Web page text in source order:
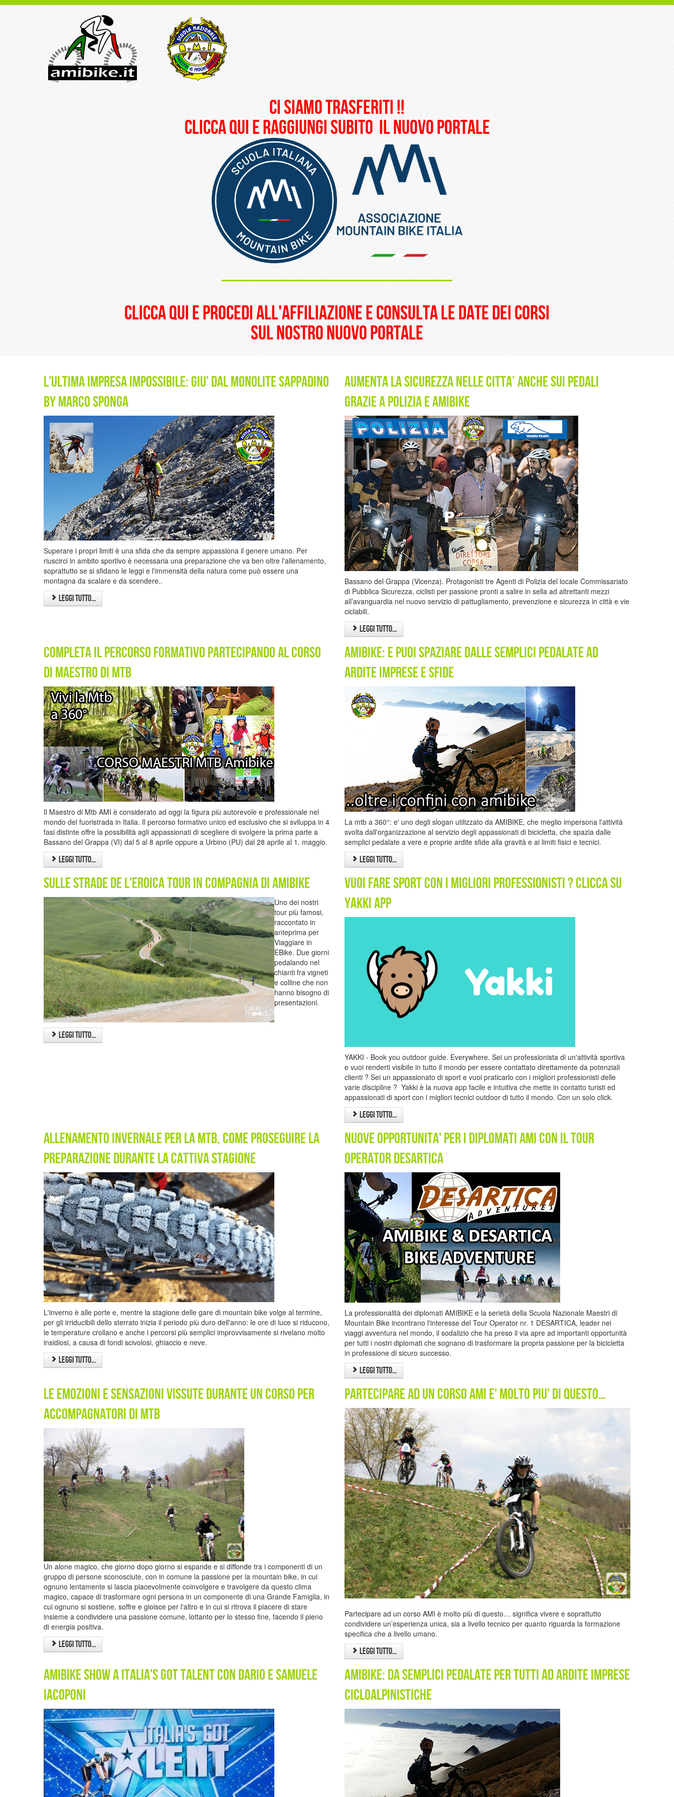
ci siamo trasferiti !!
clicca qui e raggiungi subito il nuovo portale
_______________________
clicca qui e procedi all'affiliazione e consulta le date dei corsi
sul nostro nuovo portale
l'ultima impresa impossibile: giu' dal monolite sappadino
by Marco Sponga
Superare i propri limiti è una sfida che da sempre appassiona il genere umano. Per
riuscirci in ambito sportivo è necessaria una preparazione che va ben oltre l'allenamento,
soprattutto se si sfidano le leggi e l'immensità della natura come può essere una
montagna da scalare e da scendere..
Leggi tutto...
AUMENTA LA SICUREZZA NELLE CITTA’ ANCHE SUI PEDALI
GRAZIE A POLIZIA e AMIBIKE
Bassano del Grappa (Vicenza). Protagonisti tre Agenti di Polizia del locale Commissariato
di Pubblica Sicurezza, ciclisti per passione pronti a salire in sella ad altrettanti mezzi
all’avanguardia nel nuovo servizio di pattugliamento, prevenzione e sicurezza in città e vie
ciclabili.
Leggi tutto...
Completa il percorso formativo partecipando al corso
di Maestro di Mtb
Il Maestro di Mtb AMI è considerato ad oggi la figura più autorevole e professionale nel
mondo del fuoristrada in Italia. Il percorso formativo unico ed esclusivo che si sviluppa in 4
fasi distinte offre la possibilità agli appassionati di scegliere di svolgere la prima parte a
Bassano del Grappa (VI) dal 5 al 8 aprile oppure a Urbino (PU) dal 28 aprile al 1. maggio.
Leggi tutto...
AmiBike: e puoi spaziare dalle semplici pedalate ad
ardite imprese e sfide
La mtb a 360°: e' uno degli slogan utilizzato da AMIBIKE, che meglio impersona l'attività
svolta dall'organizzazione al servizio degli appassionati di bicicletta, che spazia dalle
semplici pedalate a vere e proprie ardite sfide alla gravità e ai limiti fisici e tecnici.
Leggi tutto...
Sulle Strade de l'Eroica Tour in compagnia di Amibike
Uno dei nostri
tour più famosi,
raccontato in
anteprima per
Viaggiare in
EBike. Due giorni
pedalando nel
chianti fra vigneti
e colline che non
hanno bisogno di
presentazioni.
Leggi tutto...
Vuoi fare sport con i migliori professionisti ? Clicca su
Yakki App
YAKKI - Book you outdoor guide. Everywhere. Sei un professionista di un'attività sportiva
e vuoi renderti visibile in tutto il mondo per essere contattato direttamente da potenziali
clienti ? Sei un appassionato di sport e vuoi praticarlo con i migliori professionisti delle
varie discipline ? Yakki è la nuova app facile e intuitiva che mette in contatto turisti ed
appassionati di sport con i migliori tecnici outdoor di tutto il mondo. Con un solo click.
Leggi tutto...
allenamento invernale per la mtb, come proseguire la
preparazione durante la cattiva stagione
L'inverno è alle porte e, mentre la stagione delle gare di mountain bike volge al termine,
per gli irriducibili dello sterrato inizia il periodo più duro dell'anno: le ore di luce si riducono,
le temperature crollano e anche i percorsi più semplici improvvisamente si rivelano molto
insidiosi, a causa di fondi scivolosi, ghiaccio e neve.
Leggi tutto...
nuove opportunita' per i diplomati AMI con il Tour
Operator DESARTICA
La professionalità dei diplomati AMIBIKE e la serietà della Scuola Nazionale Maestri di
Mountain Bike incontrano l'interesse del Tour Operator nr. 1 DESARTICA, leader nei
viaggi avventura nel mondo, il sodalizio che ha preso il via apre ad importanti opportunità
per tutti i nostri diplomati che sognano di trasformare la propria passione per la bicicletta
in professione di sicuro successo.
Leggi tutto...
Le emozioni e sensazioni vissute durante un corso per
Accompagnatori di mtb
Un alone magico, che giorno dopo giorno si espande e si diffonde tra i componenti di un
gruppo di persone sconosciute, con in comune la passione per la mountain bike, in cui
ognuno lentamente si lascia piacevolmente coinvolgere e travolgere da questo clima
magico, capace di trasformare ogni persona in un componente di una Grande Famiglia, in
cui ognuno si sostiene, soffre e gioisce per l'altro e in cui si ritrova il piacere di stare
insieme a condividere una passione comune, lottanto per lo stesso fine, facendo il pieno
di energia positiva.
Leggi tutto...
Partecipare ad un corso AMI E' molto piU' di questo…
Partecipare ad un corso AMI è molto più di questo… significa vivere e soprattutto
condividere un’esperienza unica, sia a livello tecnico per quanto riguarda la formazione
specifica che a livello umano.
Leggi tutto...
amibike show a italia's got talent con dario e samuele
iacoponi
AMIBIKE: da semplici pedalate per tutti ad ardite imprese
cicloalpinistiche